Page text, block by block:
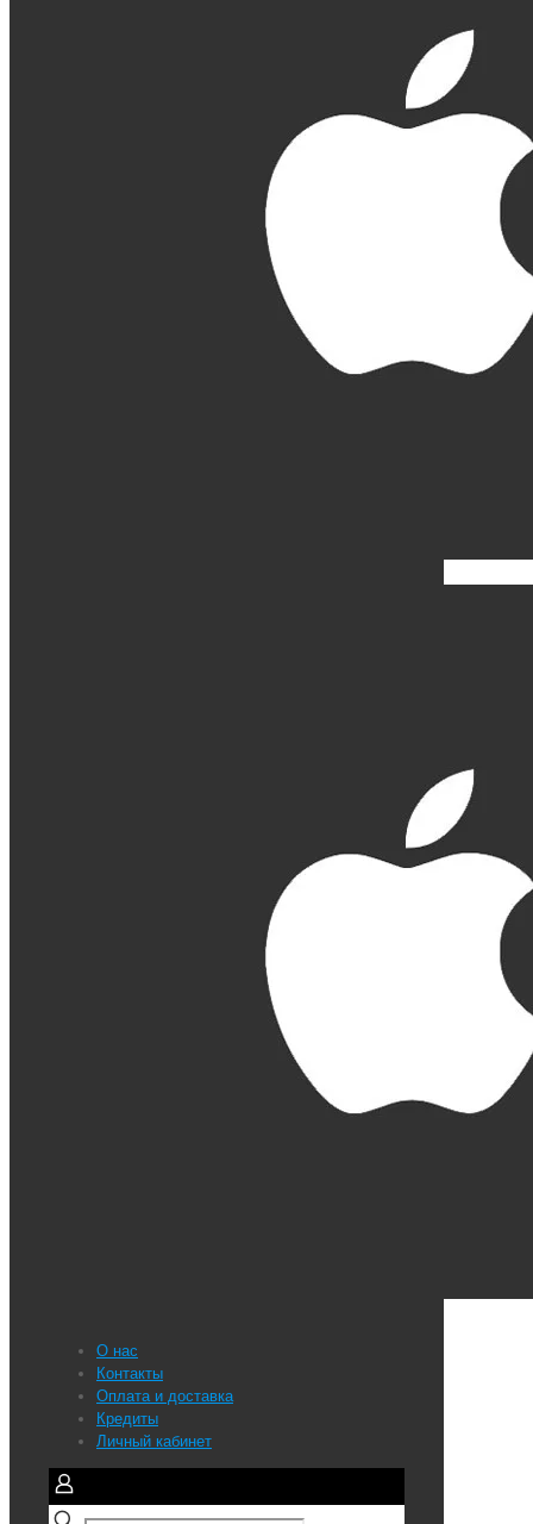
О нас
Контакты
Оплата и доставка
Кредиты
Личный кабинет